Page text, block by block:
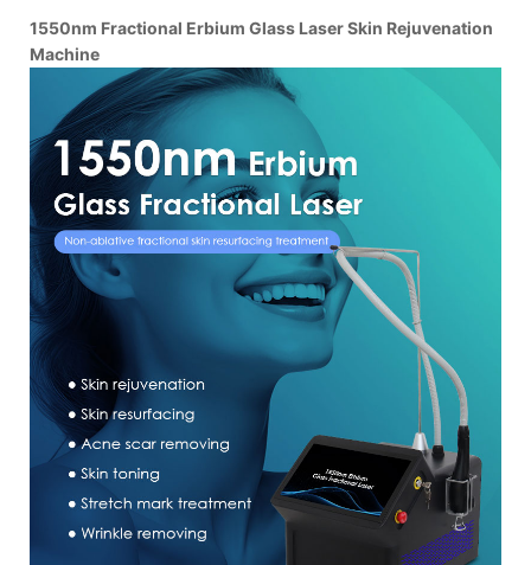
1550nm Fractional Erbium Glass Laser Skin Rejuvenation
Machine